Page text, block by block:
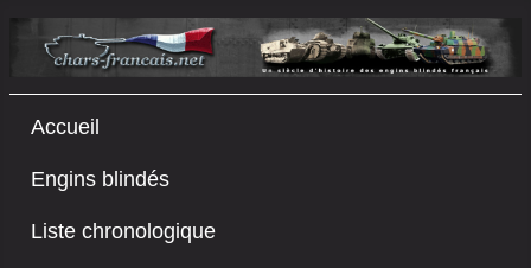
Accueil
Engins blindés
Liste chronologique